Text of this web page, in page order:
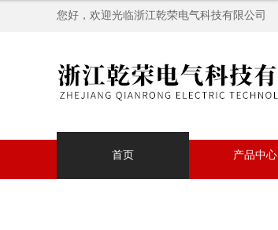
您好，欢迎光临浙江乾荣电气科技有限公司
首页 产品中心